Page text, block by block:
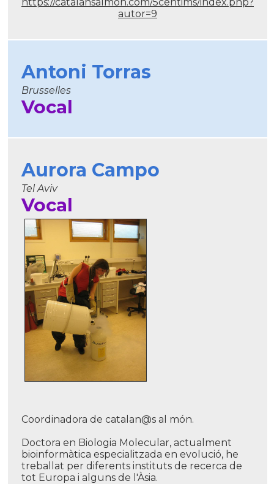
autor=9
Antoni Torras
Brusselles
Vocal
Aurora Campo
Tel Aviv
Vocal
Coordinadora de catalan@s al món.
Doctora en Biologia Molecular, actualment
bioinformàtica especialitzada en evolució, he
treballat per diferents instituts de recerca de
tot Europa i alguns de l'Àsia.